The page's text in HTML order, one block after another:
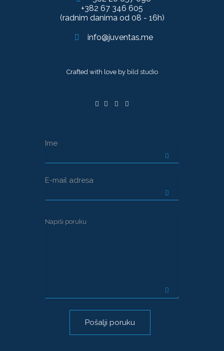
+382 67 346 605
(radnim danima od 08 - 16h)
info@juventas.me
Crafted with love by bild studio